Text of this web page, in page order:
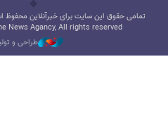
تمامی حقوق این سایت برای خبرآنلاین محفوظ
News Agancy, All rights reserved
طراحی و